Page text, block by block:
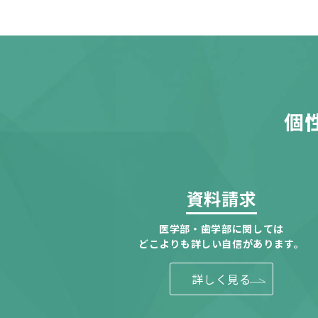
個
資料請求
医学部・歯学部に関しては
どこよりも詳しい自信があります。
詳しく見る